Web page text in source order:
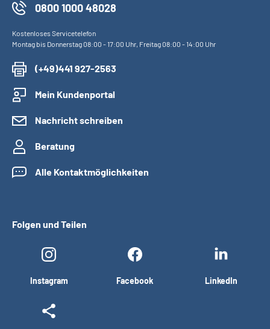
0800 1000 48028
Kostenloses Servicetelefon
Montag bis Donnerstag 08:00 - 17:00 Uhr, Freitag 08:00 - 14:00 Uhr
(+49)441 927-2563
Mein Kundenportal
Nachricht schreiben
Beratung
Alle Kontaktmöglichkeiten
Folgen und Teilen
Instagram Facebook LinkedIn